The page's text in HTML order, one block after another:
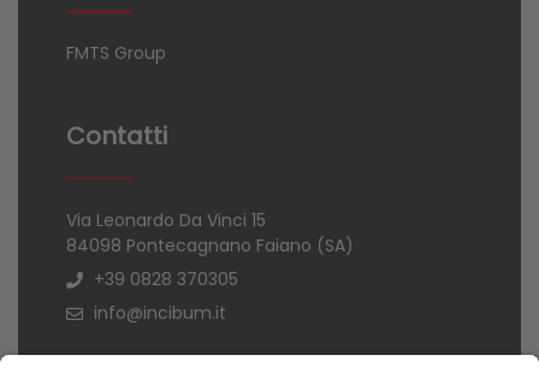
FMTS Group
Contatti
Via Leonardo Da Vinci 15
84098 Pontecagnano Faiano (SA)
+39 0828 370305
info@incibum.it